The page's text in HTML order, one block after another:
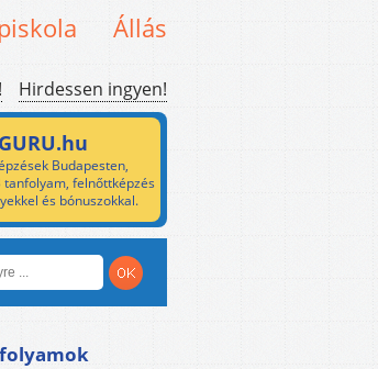
Állás
Hirdessen ingyen!
Budapesten,
felnőttképzés
és bónuszokkal.